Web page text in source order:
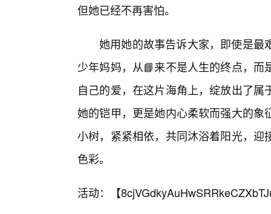
但她已经不再害怕。
她用她的故事告诉大家，即使是最
少年妈妈，从📘来不是人生的终点，
自己的爱，在这片海角上，绽放出了
她的铠甲，更是她内心柔软而强大的
小树，紧紧相依，共同沐浴着阳光，
色彩。
活动：【